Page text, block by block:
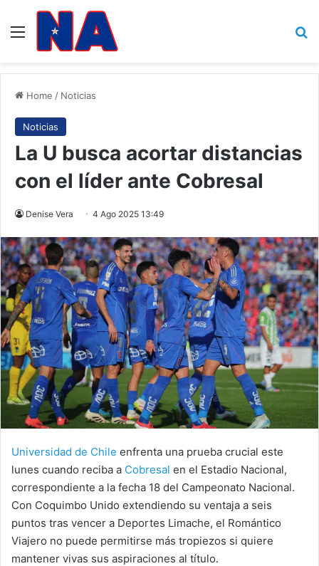
Menu
Home / Noticias
Noticias
La U busca acortar distancias
con el líder ante Cobresal
Denise Vera 4 Ago 2025 13:49
Universidad de Chile enfrenta una prueba crucial este
lunes cuando reciba a Cobresal en el Estadio Nacional,
correspondiente a la fecha 18 del Campeonato Nacional.
Con Coquimbo Unido extendiendo su ventaja a seis
puntos tras vencer a Deportes Limache, el Romántico
Viajero no puede permitirse más tropiezos si quiere
mantener vivas sus aspiraciones al título.